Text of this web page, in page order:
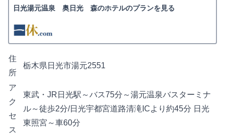
日光湯元温泉 奥日光 森のホテルのプランを見る
住
所
栃木県日光市湯元2551
ア
ク
セ
ス
東武・JR日光駅～バス75分～湯元温泉バスターミナ
ル～徒歩2分/日光宇都宮道路清滝ICより約45分 日光
東照宮～車60分